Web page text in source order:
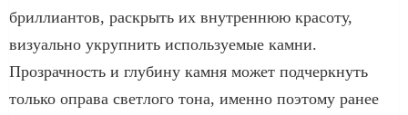
бриллиантов, раскрыть их внутреннюю красоту,
визуально укрупнить используемые камни.
Прозрачность и глубину камня может подчеркнуть
только оправа светлого тона, именно поэтому ранее